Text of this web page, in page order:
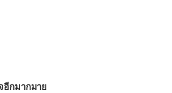
อีกมากมาย